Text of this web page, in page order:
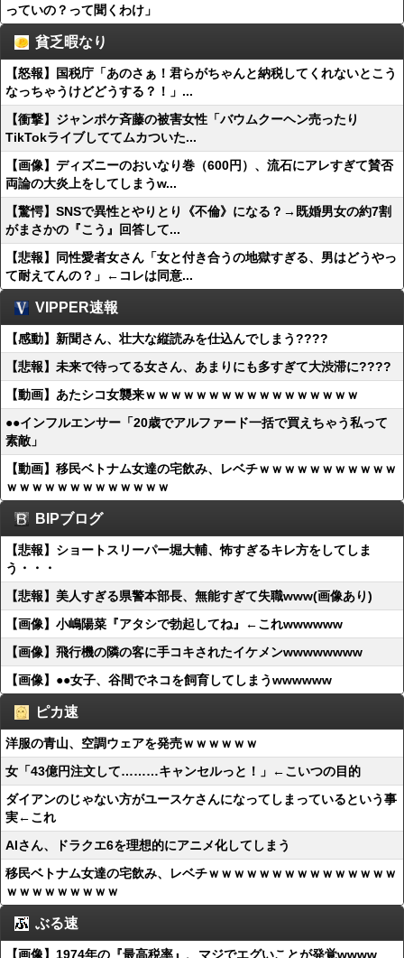
っていの？って聞くわけ」
貧乏暇なり
【怒報】国税庁「あのさぁ！君らがちゃんと納税してくれないとこう
なっちゃうけどどうする？！」...
【衝撃】ジャンポケ斉藤の被害女性「バウムクーヘン売ったり
TikTokライブしててムカついた...
【画像】ディズニーのおいなり巻（600円）、流石にアレすぎて賛否
両論の大炎上をしてしまうw...
【驚愕】SNSで異性とやりとり《不倫》になる？→既婚男女の約7割
がまさかの『こう』回答して...
【悲報】同性愛者女さん「女と付き合うの地獄すぎる、男はどうやっ
て耐えてんの？」←コレは同意...
VIPPER速報
【感動】新聞さん、壮大な縦読みを仕込んでしまう????
【悲報】未来で待ってる女さん、あまりにも多すぎて大渋滞に????
【動画】あたシコ女襲来ｗｗｗｗｗｗｗｗｗｗｗｗｗｗｗｗｗ
●●インフルエンサー「20歳でアルファード一括で買えちゃう私って
素敵」
【動画】移民ベトナム女達の宅飲み、レベチｗｗｗｗｗｗｗｗｗｗｗ
ｗｗｗｗｗｗｗｗｗｗｗｗｗ
BIPブログ
【悲報】ショートスリーパー堀大輔、怖すぎるキレ方をしてしま
う・・・
【悲報】美人すぎる県警本部長、無能すぎて失職www(画像あり)
【画像】小嶋陽菜『アタシで勃起してね』←これwwwwww
【画像】飛行機の隣の客に手コキされたイケメンwwwwwwww
【画像】●●女子、谷間でネコを飼育してしまうwwwwww
ピカ速
洋服の青山、空調ウェアを発売ｗｗｗｗｗｗ
女「43億円注文して………キャンセルっと！」←こいつの目的
ダイアンのじゃない方がユースケさんになってしまっているという事
実←これ
AIさん、ドラクエ6を理想的にアニメ化してしまう
移民ベトナム女達の宅飲み、レベチｗｗｗｗｗｗｗｗｗｗｗｗｗｗｗ
ｗｗｗｗｗｗｗｗｗ
ぶる速
【画像】1974年の『最高税率』、マジでエグいことが発覚wwww